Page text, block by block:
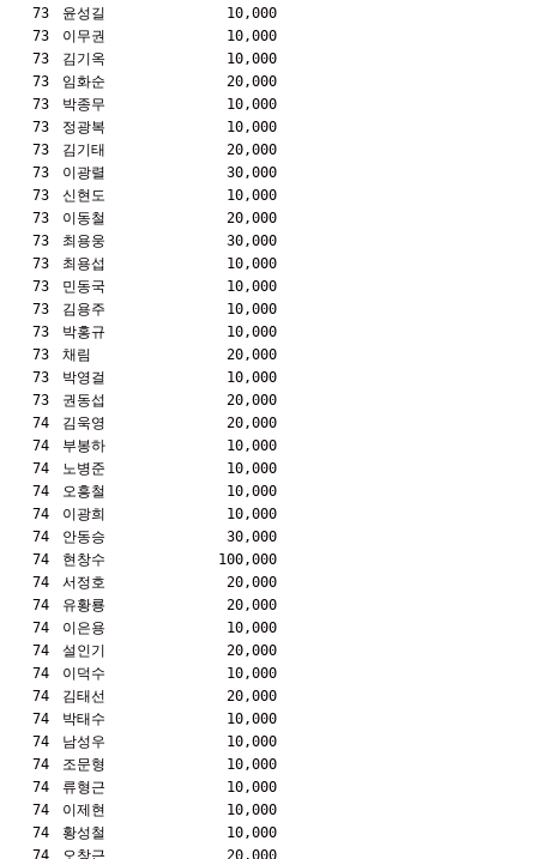
73
윤성길
10,000
73
이무권
10,000
73
김기옥
10,000
73
임화순
20,000
73
박종무
10,000
73
정광복
10,000
73
김기태
20,000
73
이광렬
30,000
73
신현도
10,000
73
이동철
20,000
73
최용웅
30,000
73
최용섭
10,000
73
민동국
10,000
73
김용주
10,000
73
박홍규
10,000
73
채림
20,000
73
박영걸
10,000
73
권동섭
20,000
74
김욱영
20,000
74
부봉하
10,000
74
노병준
10,000
74
오흥철
10,000
74
이광희
10,000
74
안동승
30,000
74
현창수
100,000
74
서정호
20,000
74
유황룡
20,000
74
이은용
10,000
74
설인기
20,000
74
이덕수
10,000
74
김태선
20,000
74
박태수
10,000
74
남성우
10,000
74
조문형
10,000
74
류형근
10,000
74
이제현
10,000
74
황성철
10,000
74
오창근 20,000